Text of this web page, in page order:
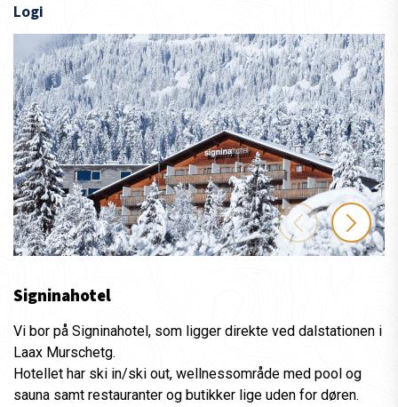
Logi
Signinahotel
Vi bor på Signinahotel, som ligger direkte ved dalstationen i
Laax Murschetg.
Hotellet har ski in/ski out, wellnessområde med pool og
sauna samt restauranter og butikker lige uden for døren.